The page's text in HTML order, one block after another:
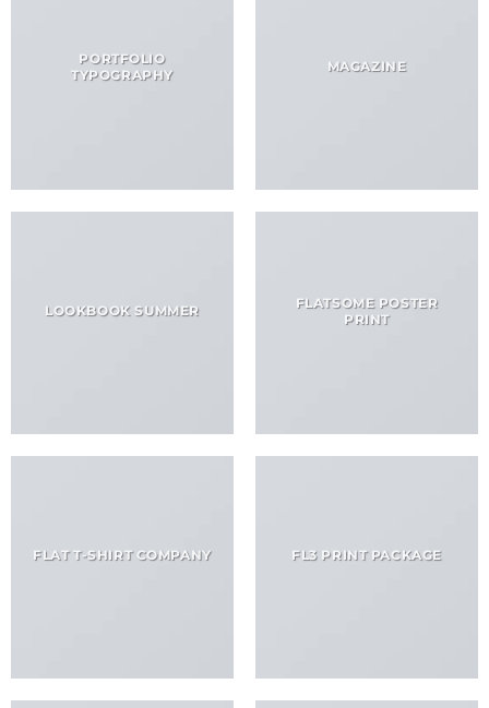
PORTFOLIO
TYPOGRAPHY
MAGAZINE
LOOKBOOK SUMMER
FLATSOME POSTER
PRINT
FLAT T-SHIRT COMPANY FL3 PRINT PACKAGE